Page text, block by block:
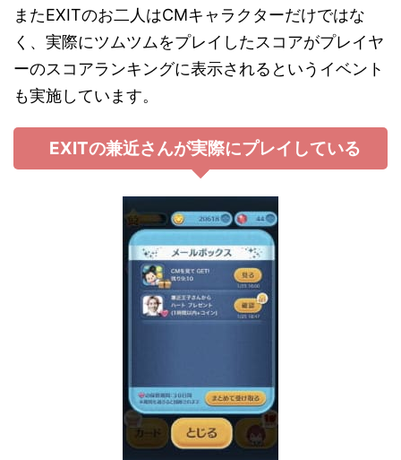
またEXITのお二人はCMキャラクターだけではな
く、実際にツムツムをプレイしたスコアがプレイヤ
ーのスコアランキングに表示されるというイベント
も実施しています。
EXITの兼近さんが実際にプレイしている